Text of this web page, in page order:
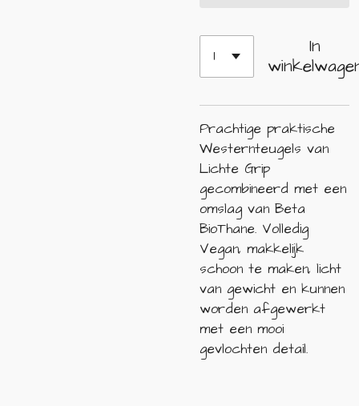
In
Prachtige praktische
Westernteugels van
Lichte Grip
gecombineerd met een
omslag van Beta
BioThane. Volledig
Vegan, makkelijk
schoon te maken, licht
van gewicht en kunnen
worden afgewerkt
met een mooi
gevlochten detail.